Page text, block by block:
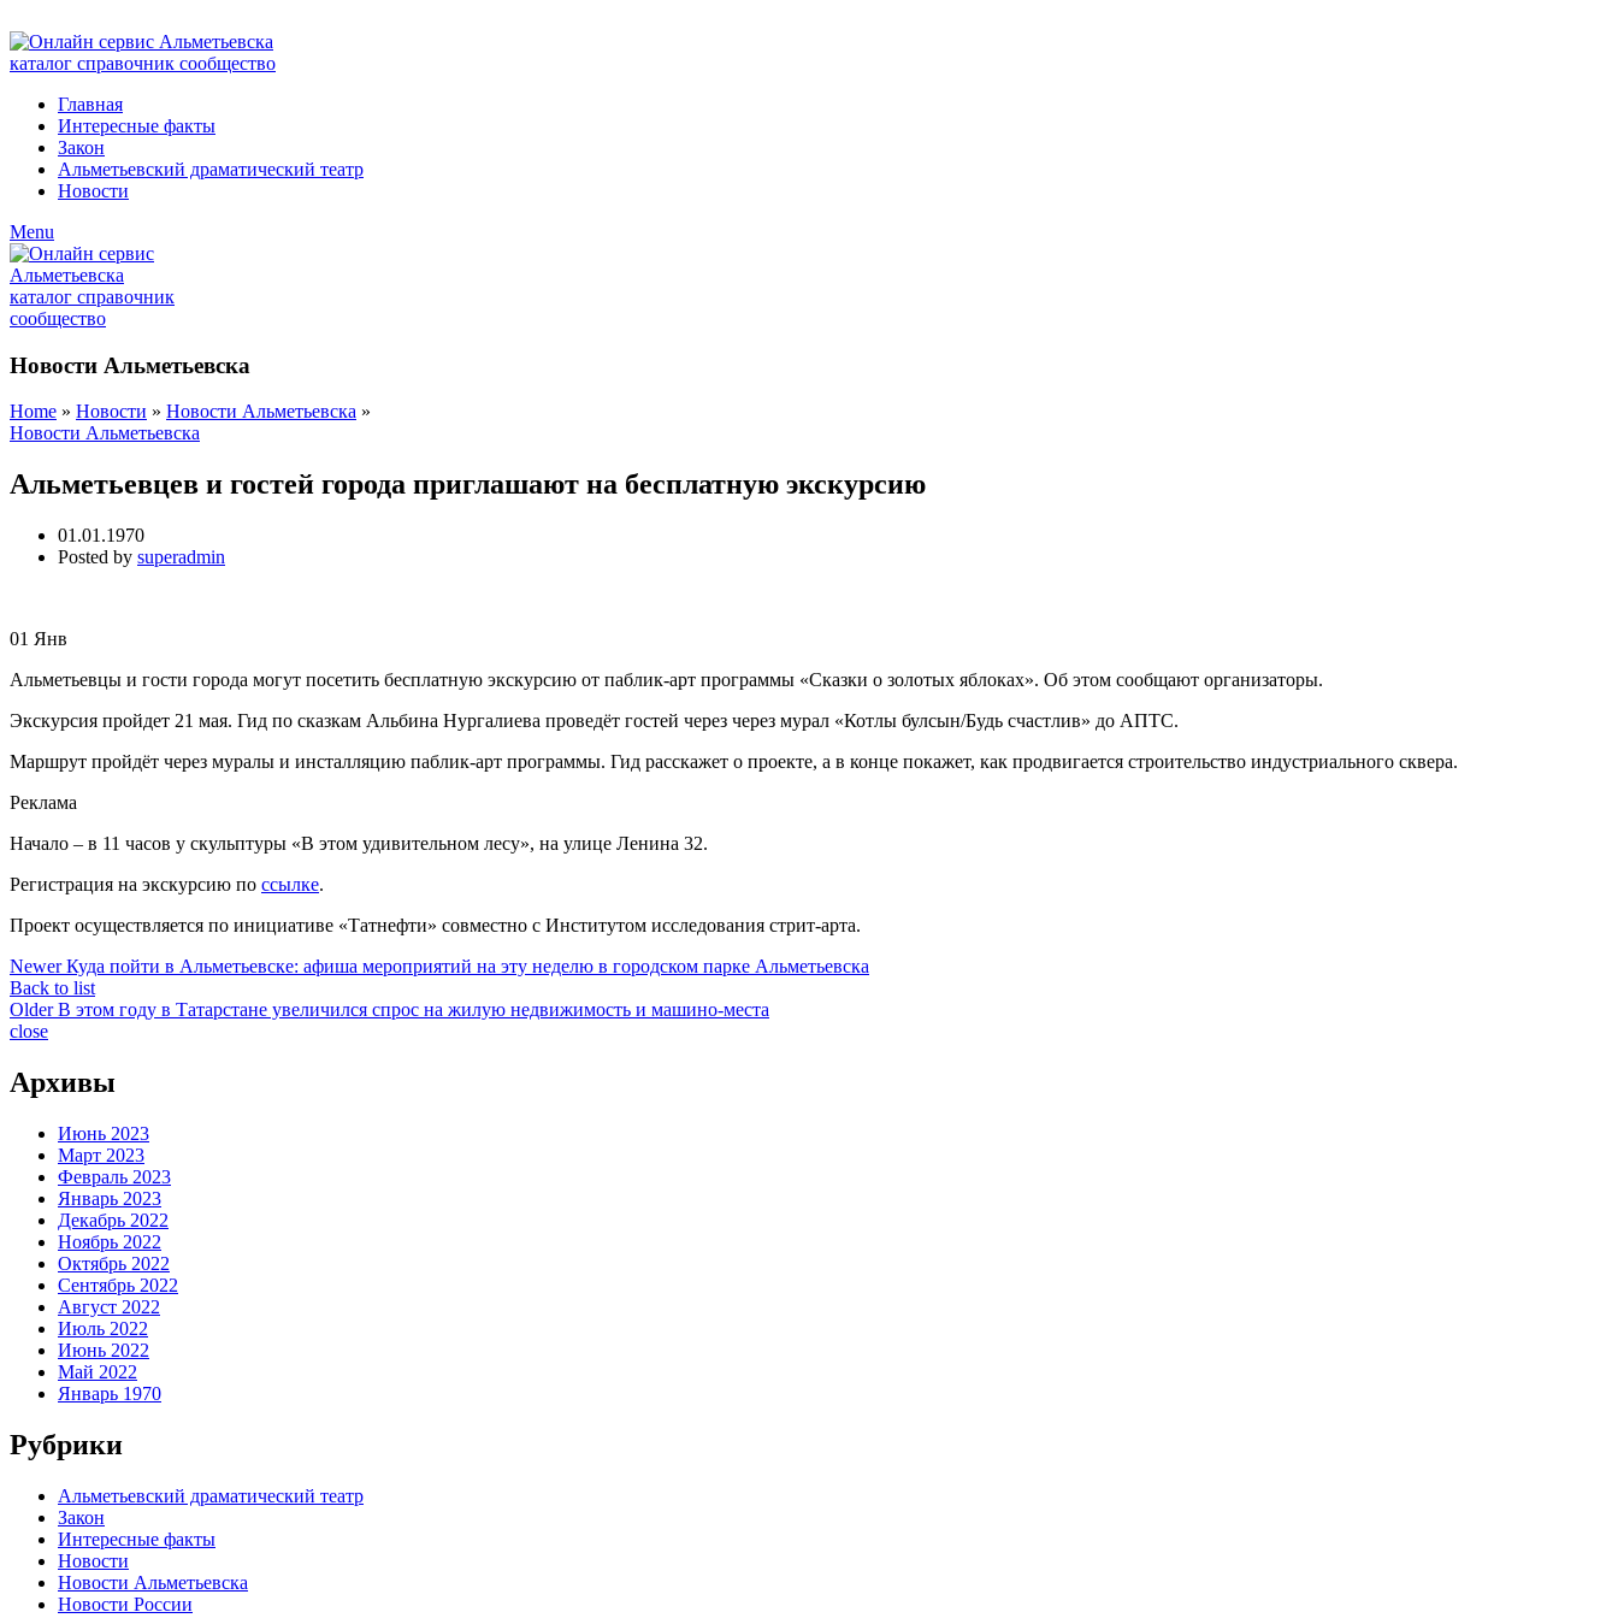
Главная
Интересные факты
Закон
Альметьевский драматический театр
Новости
Menu
Новости Альметьевска
Home » Новости » Новости Альметьевска »
Новости Альметьевска
Альметьевцев и гостей города приглашают на бесплатную экскурсию
01.01.1970
Posted by superadmin
01 Янв
Альметьевцы и гости города могут посетить бесплатную экскурсию от паблик-арт программы «Сказки о золотых яблоках». Об этом сообщают организаторы.
Экскурсия пройдет 21 мая. Гид по сказкам Альбина Нургалиева проведёт гостей через через мурал «Котлы булсын/Будь счастлив» до АПТС.
Маршрут пройдёт через муралы и инсталляцию паблик-арт программы. Гид расскажет о проекте, а в конце покажет, как продвигается строительство индустриального сквера.
Реклама
Начало – в 11 часов у скульптуры «В этом удивительном лесу», на улице Ленина 32.
Регистрация на экскурсию по ссылке.
Проект осуществляется по инициативе «Татнефти» совместно с Институтом исследования стрит-арта.
Newer Куда пойти в Альметьевске: афиша мероприятий на эту неделю в городском парке Альметьевска
Back to list
Older В этом году в Татарстане увеличился спрос на жилую недвижимость и машино-места
close
Архивы
Июнь 2023
Март 2023
Февраль 2023
Январь 2023
Декабрь 2022
Ноябрь 2022
Октябрь 2022
Сентябрь 2022
Август 2022
Июль 2022
Июнь 2022
Май 2022
Январь 1970
Рубрики
Альметьевский драматический театр
Закон
Интересные факты
Новости
Новости Альметьевска
Новости России